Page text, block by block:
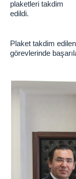
Ceza İnfaz
F Tipi Kapalı Ceza
Tarım Açık Ceza
plaketleri takdim
Plaket takdim
görevlerinde